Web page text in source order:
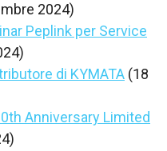
2024)
Peplink per Service
di KYMATA (18
Anniversary Limited